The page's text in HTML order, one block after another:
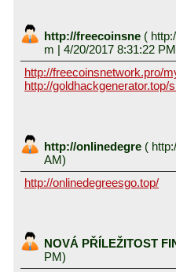
http://freecoinsne (
m | 4/20/2017 8:31:22
http://freecoinsnetwork.pro/
http://
http://onlinedegre (
AM)
http://onlinedegreesgo.top/
NOVÁ PŘÍLEŽITOST
PM)